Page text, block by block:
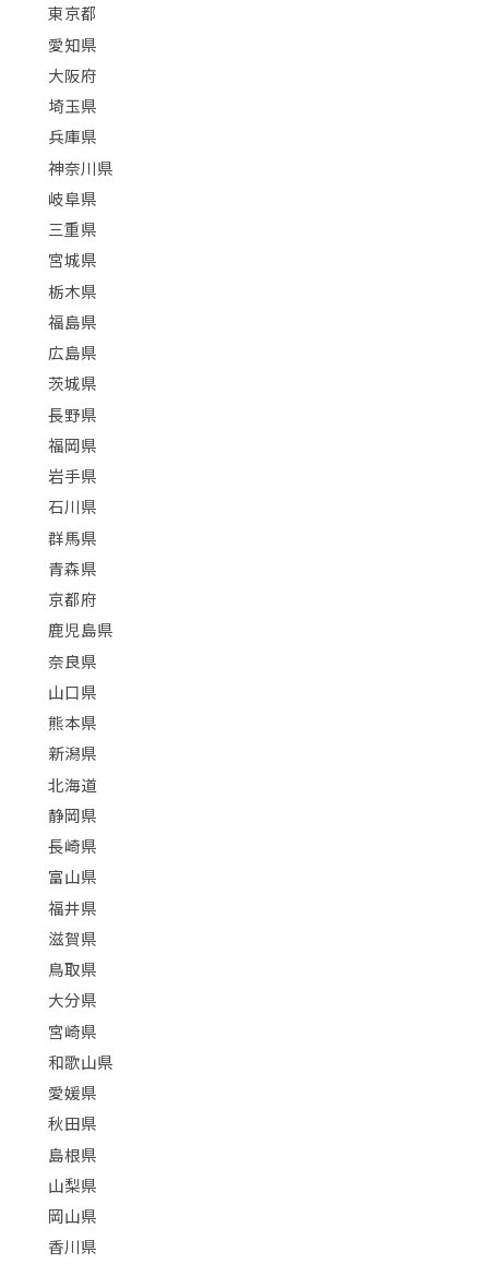
東京都
愛知県
大阪府
埼玉県
兵庫県
神奈川県
岐阜県
三重県
宮城県
栃木県
福島県
広島県
茨城県
長野県
福岡県
岩手県
石川県
群馬県
青森県
京都府
鹿児島県
奈良県
山口県
熊本県
新潟県
北海道
静岡県
長崎県
富山県
福井県
滋賀県
鳥取県
大分県
宮崎県
和歌山県
愛媛県
秋田県
島根県
山梨県
岡山県
香川県